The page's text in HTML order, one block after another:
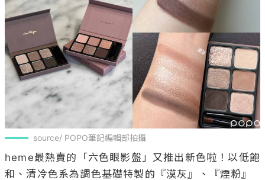
source/ POPO筆記編輯部拍攝
heme最熱賣的「六色眼影盤」又推出新色啦！以低飽
和、清冷色系為調色基礎特製的『漠灰』、『煙粉』